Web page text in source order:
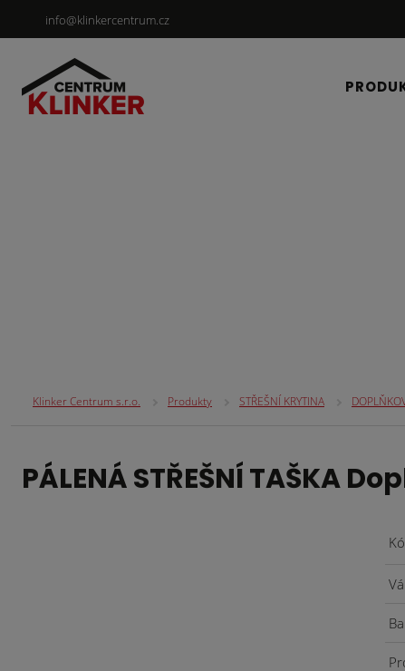
info@klinkercentrum.cz
Klinker Centrum s.r.o. Produkty STŘEŠNÍ KRYTINA
PÁLENÁ STŘEŠNÍ TAŠKA